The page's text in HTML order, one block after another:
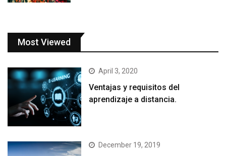
Most Viewed
April 3, 2020
Ventajas y requisitos del
aprendizaje a distancia.
December 19, 2019